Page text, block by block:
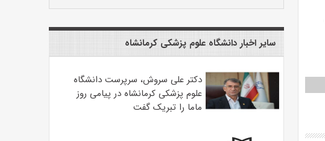
سایر اخبار دانشگاه علوم پزشکی کرمانشاه
دکتر علی سروش، سرپرست دانشگاه
علوم پزشکی کرمانشاه در پیامی روز
ماما را تبریک گفت